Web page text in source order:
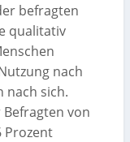
befragten
qualitativ
nach
nach sich.
von
Prozent